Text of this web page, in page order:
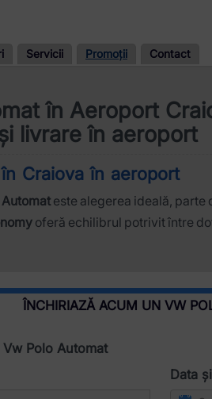
Servicii Promoții Contact
în Aeroport
livrare în aeroport
Craiova în aeroport
este alegerea ideală, parte
oferă echilibrul potrivit între
ÎNCHIRIAZĂ ACUM UN VW
Polo Automat
Data